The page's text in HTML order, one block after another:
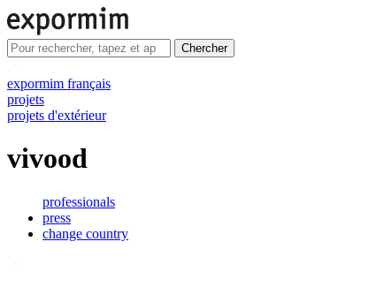
Chercher
expormim français
projets
projets d'extérieur
vivood
professionals
press
change country